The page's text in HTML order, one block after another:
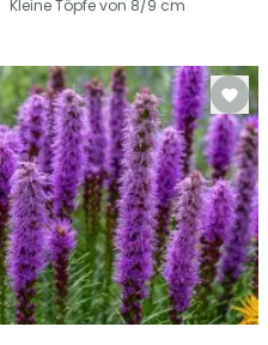
Kleine Töpfe von 8/9 cm